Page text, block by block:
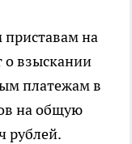
на
о взыскании
платежам в
на общую
рублей.